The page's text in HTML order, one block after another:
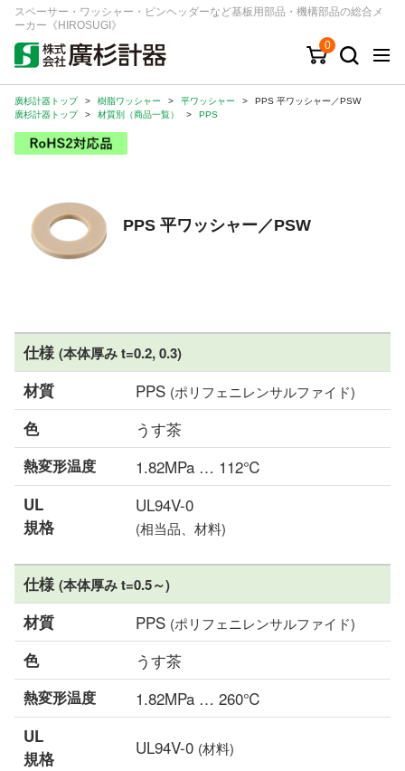
スペーサー・ワッシャー・ピンヘッダーなど基板用部品・機構部品の総合メ
ーカー《HIROSUGI》
0
キーワード 品番/シリーズ
商品カテゴリから探す
ジャンルから探す
シリーズから探す
ご利用ガイド
お問い合わせ窓口
会社情報
廣杉計器トップ > 樹脂ワッシャー > 平ワッシャー >
PPS 平ワッシャー／PSW
廣杉計器トップ
> 材質別（商品一覧） > PPS
PPS 平ワッシャー／PSW
仕様(本体厚み t=0.2, 0.3)
材質 PPS (ポリフェニレンサルファイド)
色 うす茶
熱変形温度 1.82MPa … 112℃
UL
規格
UL94V-0
(相当品、材料)
仕様(本体厚み t=0.5～)
材質 PPS (ポリフェニレンサルファイド)
色 うす茶
熱変形温度 1.82MPa … 260℃
UL
規格
UL94V-0 (材料)